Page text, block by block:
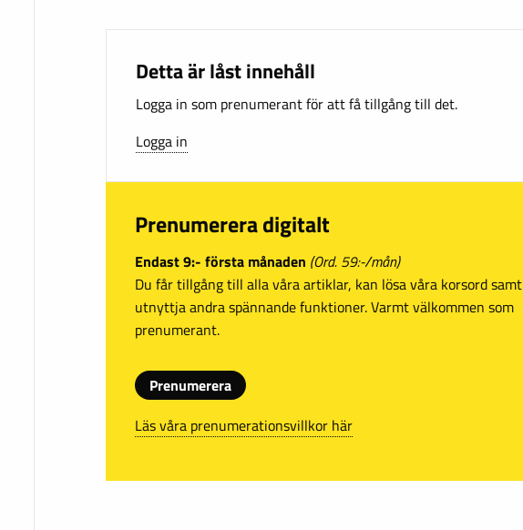
Detta är låst innehåll
Logga in som prenumerant för att få tillgång till det.
Logga in
Prenumerera digitalt
Endast 9:- första månaden (Ord. 59:-/mån)
Du får tillgång till alla våra artiklar, kan lösa våra korsord samt
utnyttja andra spännande funktioner. Varmt välkommen som
prenumerant.
Prenumerera
Läs våra prenumerationsvillkor här